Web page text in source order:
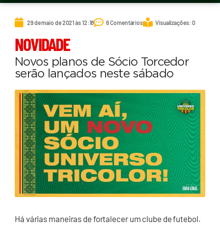
29 de maio de 2021 às 12:18 6 Comentários Visualizações: 0
NOVIDADE
Novos planos de Sócio Torcedor
serão lançados neste sábado
Há várias maneiras de fortalecer um clube de futebol.